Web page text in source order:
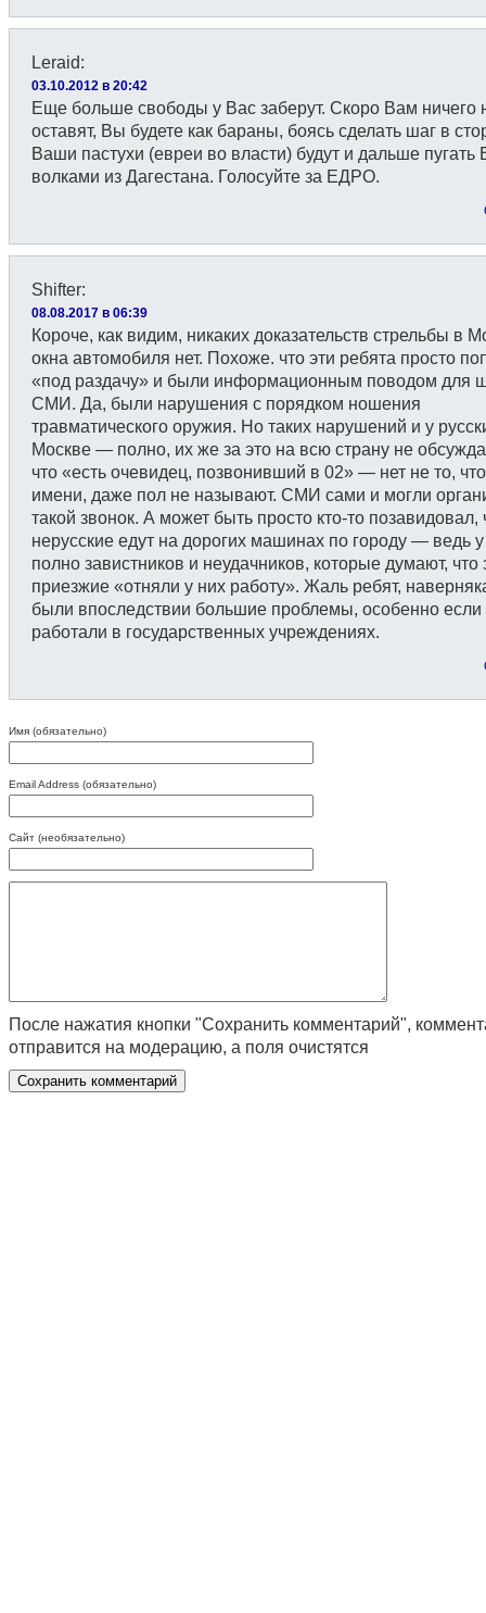
Leraid:
03.10.2012 в 20:42
Еще больше свободы у Вас заберут. Скоро Вам ничего
оставят, Вы будете как бараны, боясь сделать шаг в
Ваши пастухи (евреи во власти) будут и дальше пугать
волками из Дагестана. Голосуйте за ЕДРО.
Shifter:
08.08.2017 в 06:39
Короче, как видим, никаких доказательств стрельбы в
окна автомобиля нет. Похоже. что эти ребята просто
«под раздачу» и были информационным поводом для
СМИ. Да, были нарушения с порядком ношения
травматического оружия. Но таких нарушений и у
Москве — полно, их же за это на всю страну не
что «есть очевидец, позвонивший в 02» — нет не то,
имени, даже пол не называют. СМИ сами и могли
такой звонок. А может быть просто кто-то позавидовал,
нерусские едут на дорогих машинах по городу — ведь
полно завистников и неудачников, которые думают, что
приезжие «отняли у них работу». Жаль ребят,
были впоследствии большие проблемы, особенно если
работали в государственных учреждениях.
Имя (обязательно)
Email Address (обязательно)
Сайт (необязательно)
После нажатия кнопки "Сохранить комментарий",
отправится на модерацию, а поля очистятся